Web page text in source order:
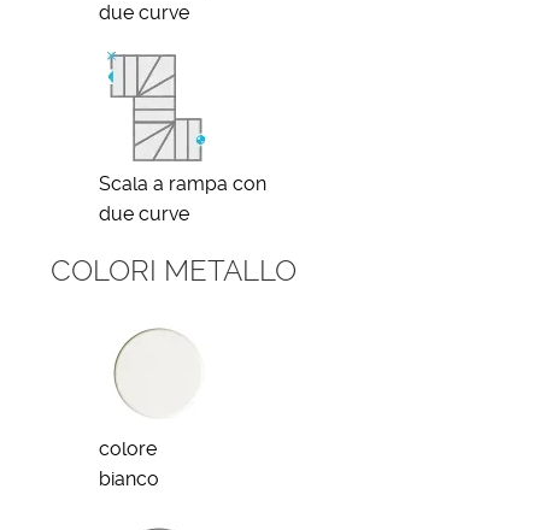
due curve
Scala a rampa con
due curve
COLORI METALLO
colore
bianco